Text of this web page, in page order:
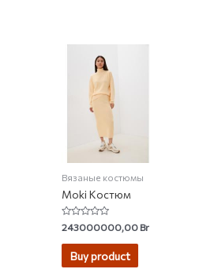
Вязаные костюмы
Moki Костюм
Rated
0
out
243000000,00Br
Buy product